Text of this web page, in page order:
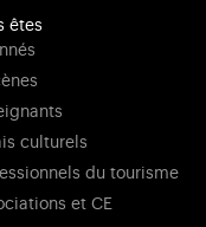
êtes
culturels
du tourisme
et CE